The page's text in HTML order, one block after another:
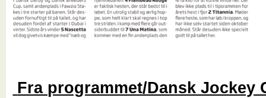
Fra programmet/Dansk Jockey